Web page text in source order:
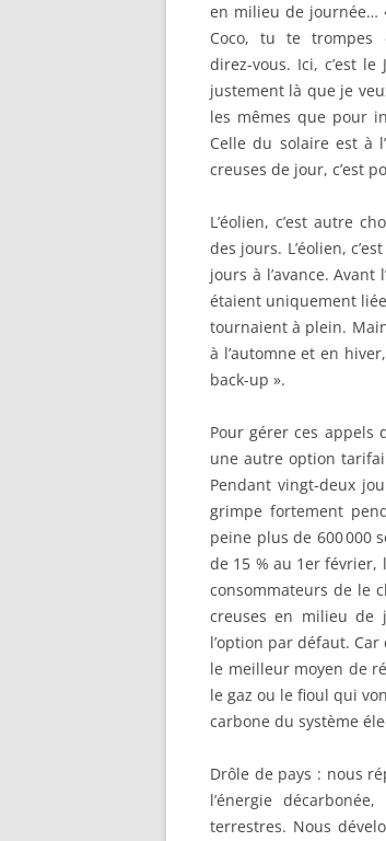
en milieu de journée…
Coco, tu te trompes
direz-vous. Ici, c’est le
justement là que je
les mêmes que pour
Celle du solaire est à
creuses de jour, c’est
L’éolien, c’est autre
des jours. L’éolien,
jours à l’avance.
étaient uniquement
tournaient à plein.
à l’automne et en
back-up ».
Pour gérer ces appels
une autre option
Pendant vingt-deux
grimpe fortement
peine plus de 600 000
de 15 % au 1er février,
consommateurs de le
creuses en milieu de
l’option par défaut. Car
le meilleur moyen de
le gaz ou le fioul qui
carbone du système
Drôle de pays : nous
l’énergie
terrestres. Nous